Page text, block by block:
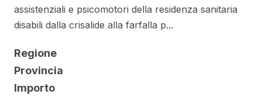
assistenziali e psicomotori della residenza sanitaria
disabili dalla crisalide alla farfalla p...
Regione
Provincia
Importo